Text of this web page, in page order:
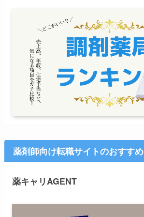
薬剤師向け転職サイトのおすすめ
薬キャリAGENT